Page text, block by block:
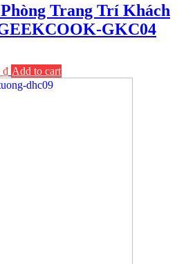
Trang Trí Khách
GKC04
₫ Add to cart